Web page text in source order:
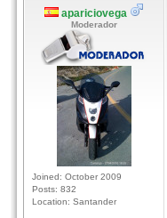
apariciovega
Moderador
Joined: October 2009
Posts: 832
Location: Santander